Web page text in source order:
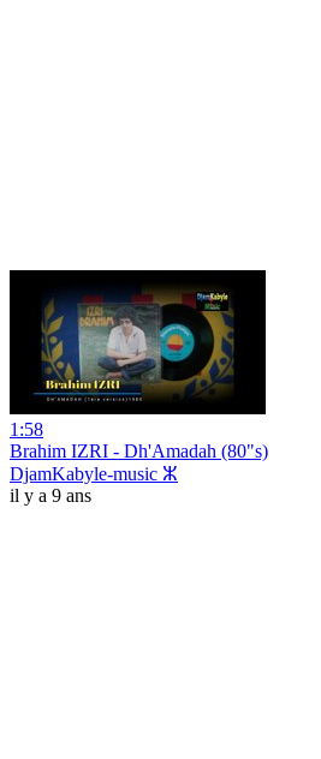
1:58
Brahim IZRI - Dh'Amadah (80"s)
DjamKabyle-music ⵣ
il y a 9 ans